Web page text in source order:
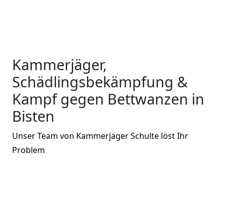
Kammerjäger,
Schädlingsbekämpfung &
Kampf gegen Bettwanzen in
Bisten
Unser Team von Kammerjäger Schulte löst Ihr
Problem